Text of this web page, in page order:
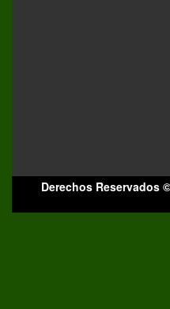
Derechos Reservados